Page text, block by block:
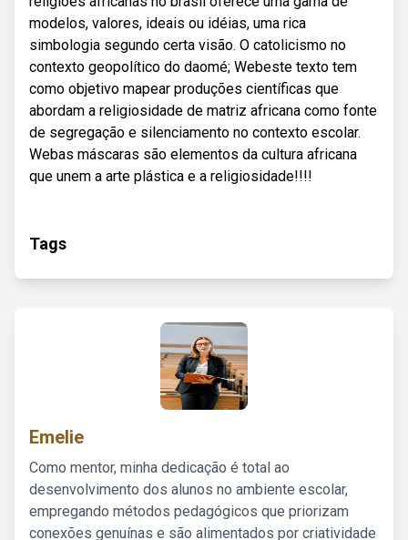
modelos, valores, ideais ou idéias, uma rica
simbologia segundo certa visão. O catolicismo no
contexto geopolítico do daomé; Webeste texto tem
como objetivo mapear produções científicas que
abordam a religiosidade de matriz africana como fonte
de segregação e silenciamento no contexto escolar.
Web as máscaras são elementos da cultura africana
que unem a arte plástica e a religiosidade!!!!
Tags
Emelie
Como mentor, minha dedicação é total ao
desenvolvimento dos alunos no ambiente escolar,
empregando métodos pedagógicos que priorizam
conexões genuínas e são alimentados por criatividade